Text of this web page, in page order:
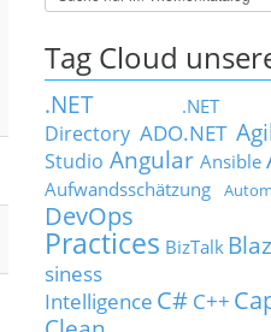
Tag Cloud
.NET .NET
Directory ADO.NET
Studio Angular Ansible
Aufwandsschätzung
DevOps
Practices BizTalk
siness
Intelligence C# C++